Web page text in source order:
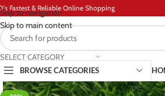
Skip to navigation
Skip to main content
Fastest & Reliable Online Shopping
SELECT CATEGORY
BROWSE CATEGORIES